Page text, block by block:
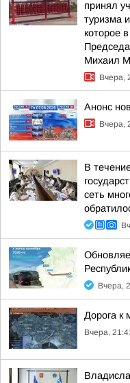
принял
туризма
которое
Михаил
Вчера,
Анонс
Вчера,
В
сеть
Вчера,
Дорога к
Вчера,